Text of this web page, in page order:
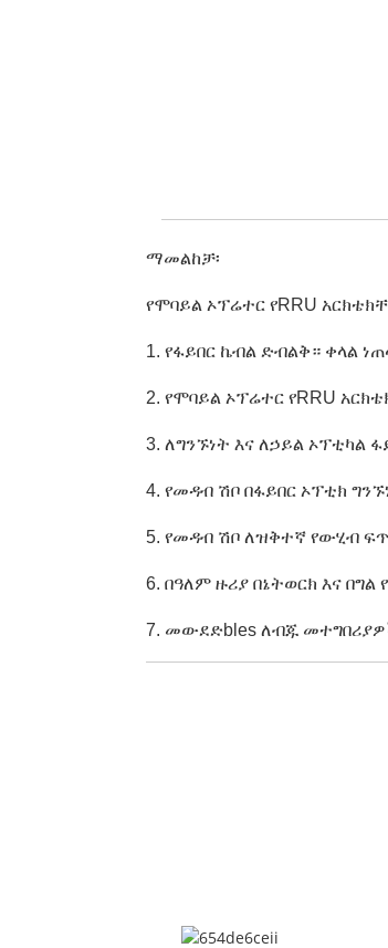
ማመልከቻ፡
የሞባይል ኦፕሬተር የRRU
1. የፋይበር ኬብል ድብልቅ። ቀላል
2. የሞባይል ኦፕሬተር የRRU
3. ለግንኙነት እና ለኃይል
4. የመዳብ ሽቦ በፋይበር ኦፕቲክ
5. የመዳብ ሽቦ ለዝቅተኛ የውሂብ
6. በዓለም ዙሪያ በኔትወርክ እና
7. መውደድbles ለብጁ